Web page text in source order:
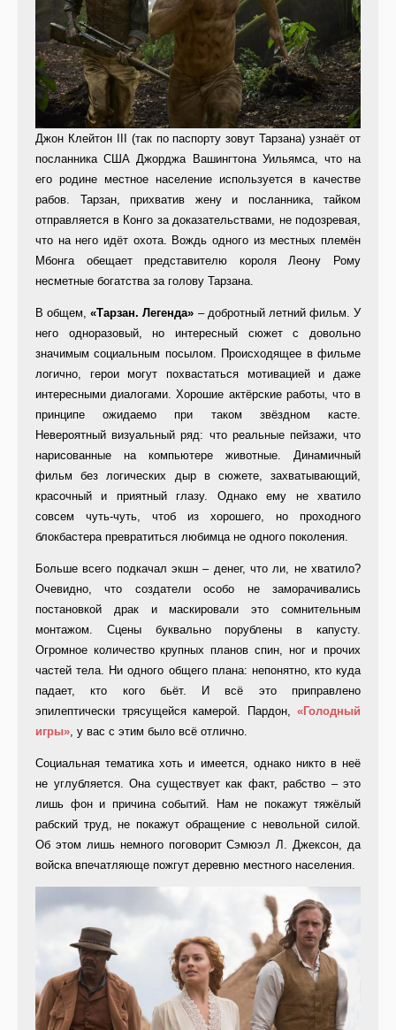
Джон Клейтон III (так по паспорту зовут Тарзана) узнаёт от
посланника США Джорджа Вашингтона Уильямса, что на
его родине местное население используется в качестве
рабов. Тарзан, прихватив жену и посланника, тайком
отправляется в Конго за доказательствами, не подозревая,
что на него идёт охота. Вождь одного из местных племён
Мбонга обещает представителю короля Леону Рому
несметные богатства за голову Тарзана.
В общем,«Тарзан. Легенда» – добротный летний фильм. У
него одноразовый, но интересный сюжет с довольно
значимым социальным посылом. Происходящее в фильме
логично, герои могут похвастаться мотивацией и даже
интересными диалогами. Хорошие актёрские работы, что в
принципе ожидаемо при таком звёздном касте.
Невероятный визуальный ряд: что реальные пейзажи, что
нарисованные на компьютере животные. Динамичный
фильм без логических дыр в сюжете, захватывающий,
красочный и приятный глазу. Однако ему не хватило
совсем чуть-чуть, чтоб из хорошего, но проходного
блокбастера превратиться любимца не одного поколения.
Больше всего подкачал экшн – денег, что ли, не хватило?
Очевидно, что создатели особо не заморачивались
постановкой драк и маскировали это сомнительным
монтажом. Сцены буквально порублены в капусту.
Огромное количество крупных планов спин, ног и прочих
частей тела. Ни одного общего плана: непонятно, кто куда
падает, кто кого бьёт. И всё это приправлено
эпилептически трясущейся камерой. Пардон, «Голодный
игры», у вас с этим было всё отлично.
Социальная тематика хоть и имеется, однако никто в неё
не углубляется. Она существует как факт, рабство – это
лишь фон и причина событий. Нам не покажут тяжёлый
рабский труд, не покажут обращение с невольной силой.
Об этом лишь немного поговорит Сэмюэл Л. Джексон, да
войска впечатляюще пожгут деревню местного населения.